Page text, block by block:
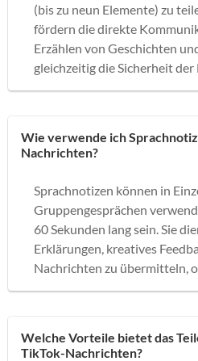
(bis zu neun Elemente) zu
fördern die direkte
Erzählen von Geschichten
gleichzeitig die Sicherheit der
Wie verwende ich
Nachrichten?
Sprachnotizen können in
Gruppengesprächen
60 Sekunden lang sein. Sie
Erklärungen, kreatives
Nachrichten zu übermitteln,
Welche Vorteile bietet das
TikTok-Nachrichten?